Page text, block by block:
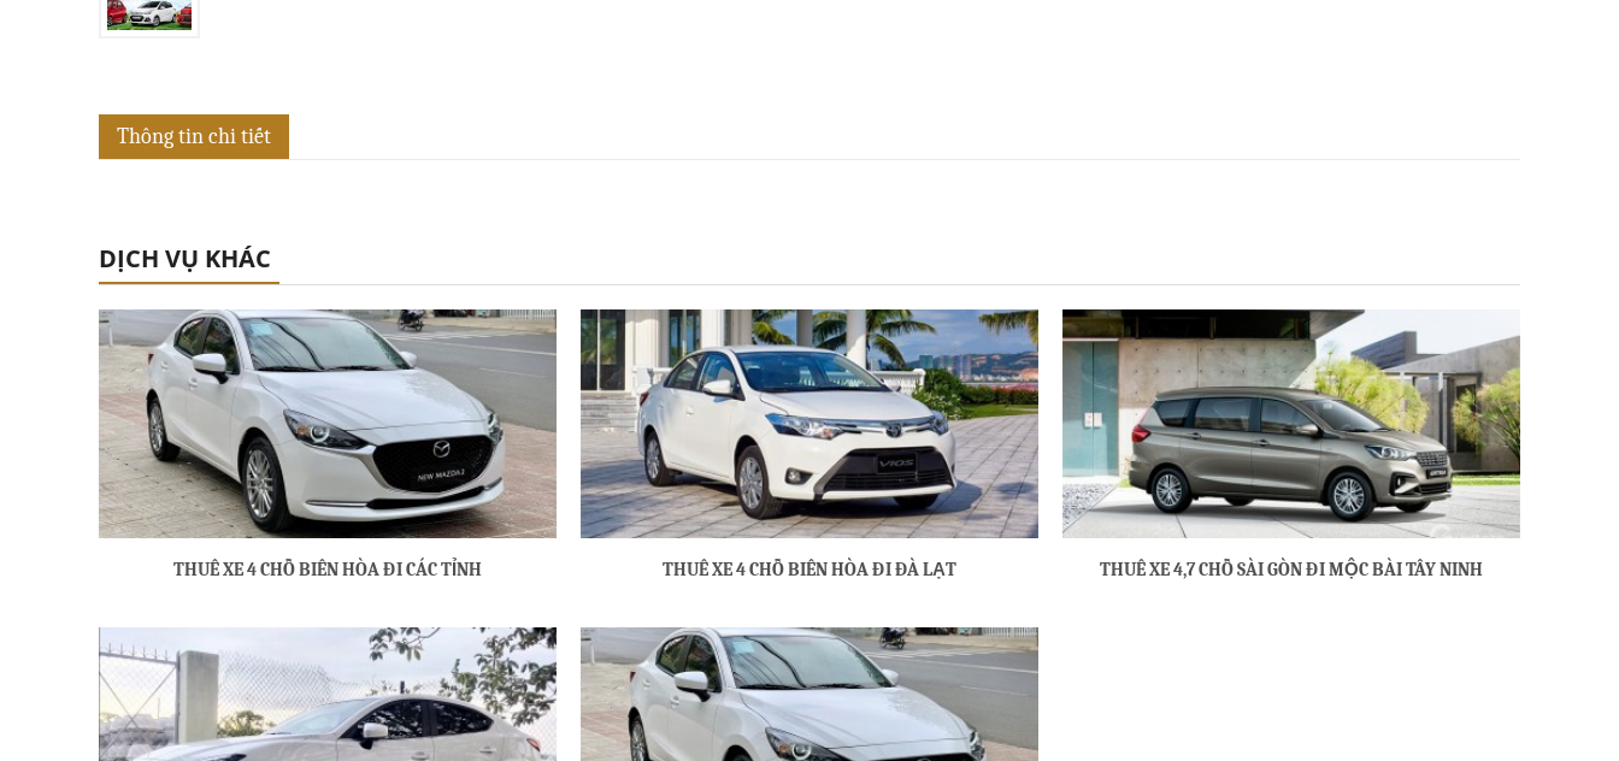
Thông tin chi tiết
DỊCH VỤ KHÁC
THUÊ XE 4 CHỖ BIÊN HÒA ĐI CÁC TỈNH THUÊ XE 4 CHỖ BIÊN HÒA ĐI ĐÀ LẠT THUÊ XE 4,7 CHỖ SÀI GÒN ĐI MỘC BÀI TÂY NINH